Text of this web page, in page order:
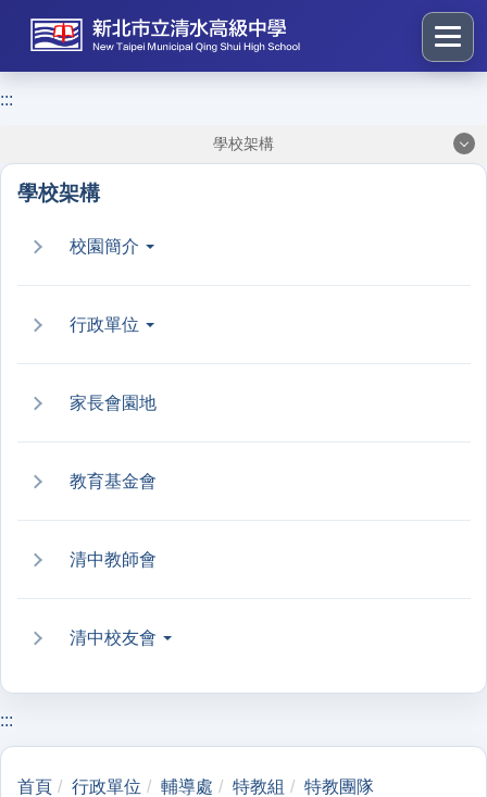
到
塊
:::
學校架構
學校架構
校園簡介
行政單位
家長會園地
教育基金會
清中教師會
清中校友會
:::
首頁 行政單位 輔導處 特教組 特教團隊